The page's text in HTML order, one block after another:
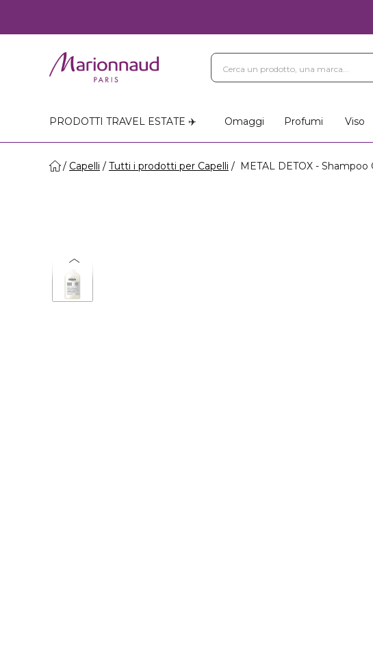
PRODOTTI TRAVEL ESTATE ✈️ Omaggi Profumi Viso
Capelli Tutti i prodotti per Capelli METAL DETOX - Shampoo